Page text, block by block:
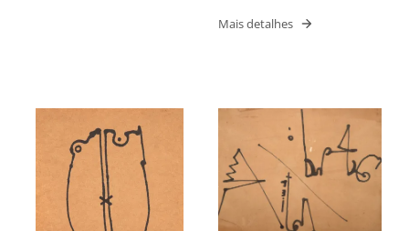
Mais detalhes